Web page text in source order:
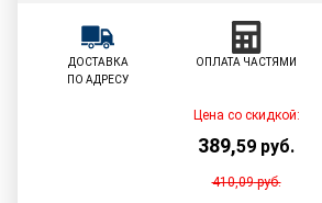
ДОСТАВКА
ПО АДРЕСУ
ОПЛАТА ЧАСТЯМИ
Цена со скидкой:
389,59 руб.
410,09руб.